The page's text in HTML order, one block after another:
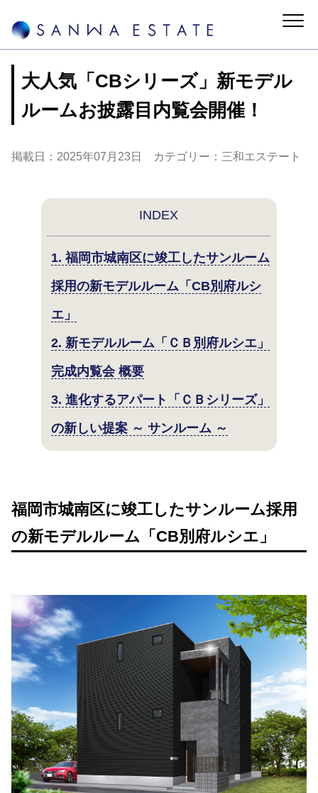
大人気「CBシリーズ」新モデル
ルームお披露目内覧会開催！
掲載日：2025年07月23日 カテゴリー：三和エステート
INDEX
1. 福岡市城南区に竣工したサンルーム
採用の新モデルルーム「CB別府ルシ
エ」
2. 新モデルルーム「ＣＢ別府ルシエ」
完成内覧会 概要
3. 進化するアパート「ＣＢシリーズ」
の新しい提案 ～ サンルーム ～
福岡市城南区に竣工したサンルーム採用
の新モデルルーム「CB別府ルシエ」